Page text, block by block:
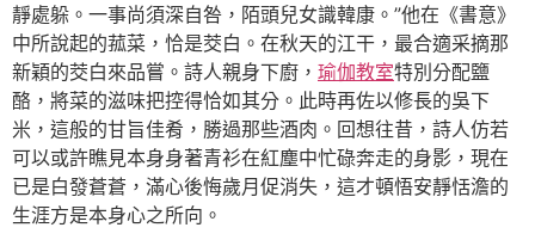
靜處躲。一事尚須深自咎，陌頭兒女識韓康。”他在《書意》
中所說起的菰菜，恰是茭白。在秋天的江干，最合適采摘那
新穎的茭白來品嘗。詩人親身下廚， 瑜伽教室特別分配鹽
酪，將菜的滋味把控得恰如其分。此時再佐以修長的吳下
米，這般的甘旨佳肴，勝過那些酒肉。回想往昔，詩人仿若
可以或許瞧見本身身著青衫在紅塵中忙碌奔走的身影，現在
已是白發蒼蒼，滿心後悔歲月促消失，這才頓悟安靜恬澹的
生涯方是本身心之所向。